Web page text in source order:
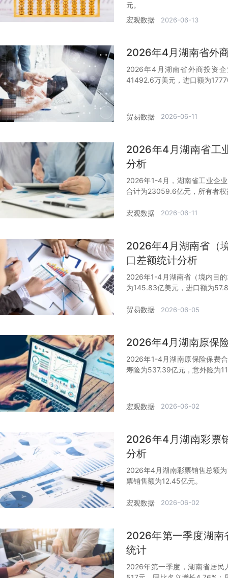
元。
宏观数据
2026-06-13
2026年4月湖南省外
2026年4月湖南省外商投资
41492.6万美元，进口额为
贸易数据 2026-06-11
2026年4月湖南省工
分析
2026年1-4月，湖南省工业企
合计为23059.6亿元，所有者
宏观数据 2026-06-11
2026年4月湖南省（
口差额统计分析
2026年1-4月湖南省（境内目
为145.83亿美元，进口额为
贸易数据 2026-06-05
2026年4月湖南原保
2026年1-4月湖南原保险保费
寿险为537.39亿元，意外险为
宏观数据 2026-06-02
2026年4月湖南彩票
分析
2026年4月湖南彩票销售总额
票销售额为12.45亿元。
宏观数据 2026-06-02
2026年第一季度湖南
统计
2026年第一季度，湖南省居民